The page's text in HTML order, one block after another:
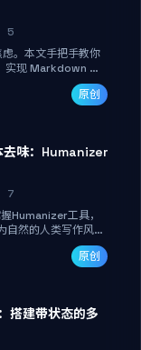
5
。本文手把手教你
实现 Markdown 内
、AI 配图与 WebGL
。只需专注内容，
原创
去味：Humanizer
7
Humanizer工具，
自然的人类写作风
战示例和语音校准，
，匹配个人写作习
原创
搭建带状态的多